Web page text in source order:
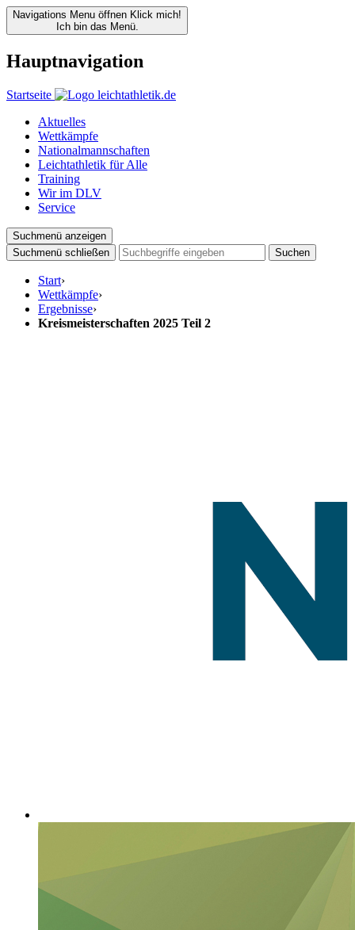
Navigations Menu öffnen Klick mich!
Ich bin das Menü.
Hauptnavigation
Startseite
Aktuelles
Wettkämpfe
Nationalmannschaften
Leichtathletik für Alle
Training
Wir im DLV
Service
Suchmenü anzeigen
Suchmenü schließen
Suchen
Start›
Wettkämpfe›
Ergebnisse›
Kreismeisterschaften 2025 Teil 2